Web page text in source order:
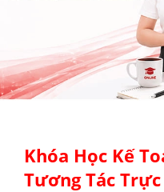
Khóa Học Kế
Tương Tác